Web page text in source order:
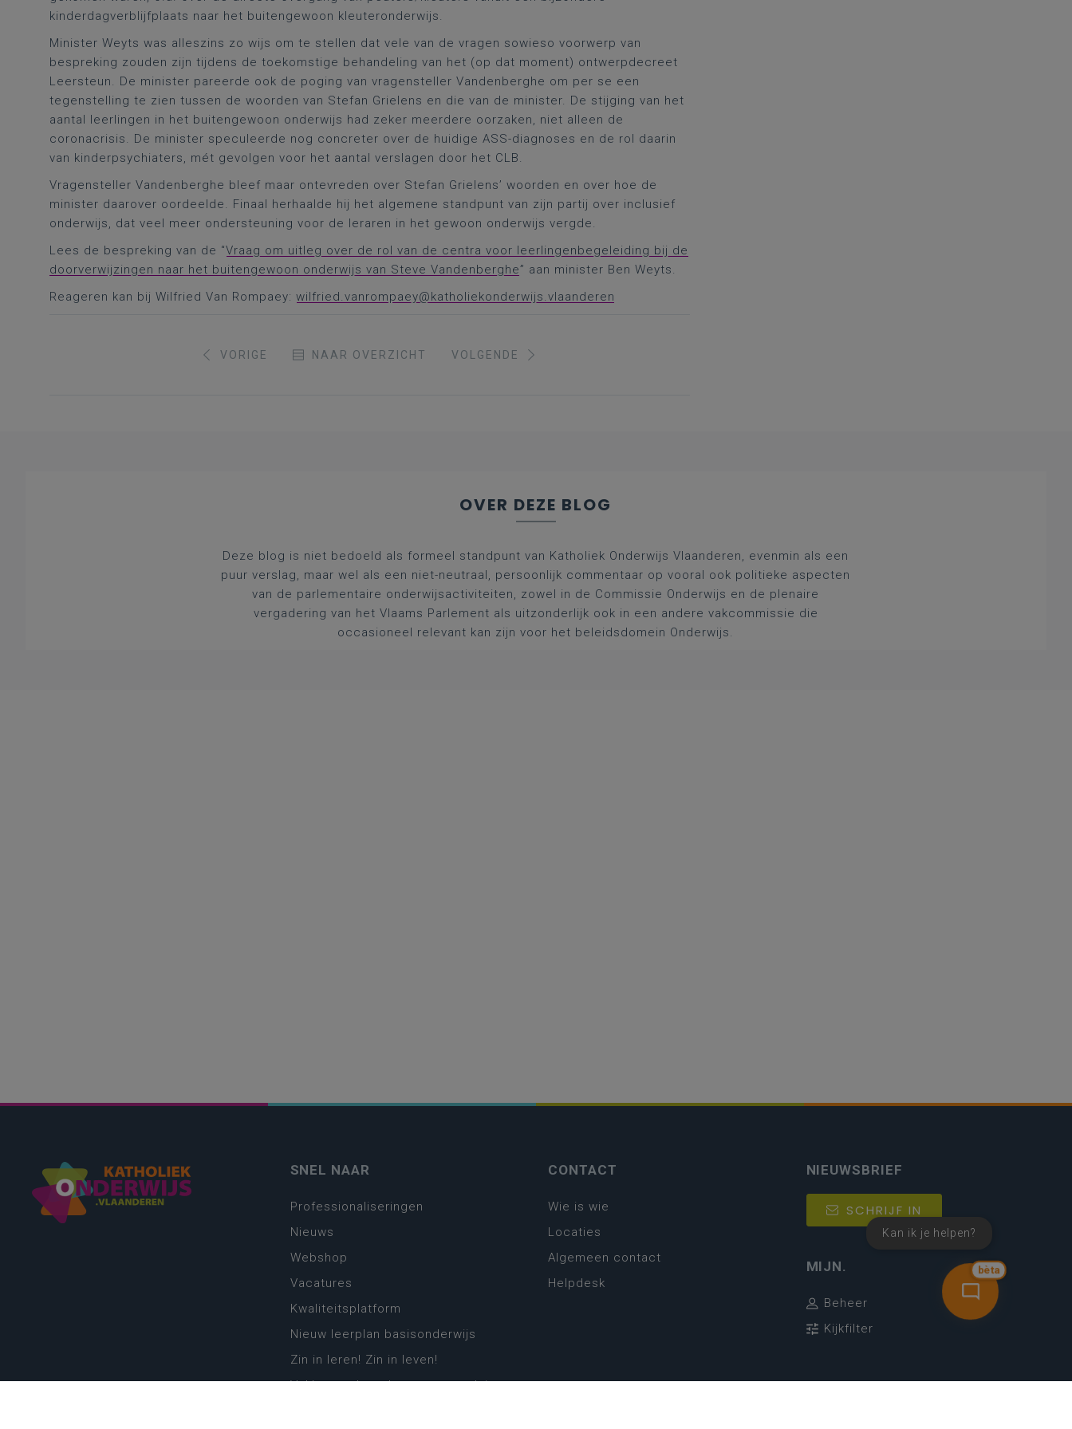
kinderdagverblijfplaats naar het buitengewoon kleuteronderwijs.
Minister Weyts was alleszins zo wijs om te stellen dat vele van de vragen sowieso voorwerp van
bespreking zouden zijn tijdens de toekomstige behandeling van het (op dat moment) ontwerpdecreet
Leersteun. De minister pareerde ook de poging van vragensteller Vandenberghe om per se een
tegenstelling te zien tussen de woorden van Stefan Grielens en die van de minister. De stijging van het
aantal leerlingen in het buitengewoon onderwijs had zeker meerdere oorzaken, niet alleen de
coronacrisis. De minister speculeerde nog concreter over de huidige ASS-diagnoses en de rol daarin
van kinderpsychiaters, mét gevolgen voor het aantal verslagen door het CLB.
Vragensteller Vandenberghe bleef maar ontevreden over Stefan Grielens’ woorden en over hoe de
minister daarover oordeelde. Finaal herhaalde hij het algemene standpunt van zijn partij over inclusief
onderwijs, dat veel meer ondersteuning voor de leraren in het gewoon onderwijs vergde.
Lees de bespreking van de “Vraag om uitleg over de rol van de centra voor leerlingenbegeleiding bij de
doorverwijzingen naar het buitengewoon onderwijs van Steve Vandenberghe” aan minister Ben Weyts.
Reageren kan bij Wilfried Van Rompaey: wilfried.vanrompaey@katholiekonderwijs.vlaanderen
VORIGE NAAR OVERZICHT VOLGENDE
OVER DEZE BLOG
Deze blog is niet bedoeld als formeel standpunt van Katholiek Onderwijs Vlaanderen, evenmin als een
puur verslag, maar wel als een niet-neutraal, persoonlijk commentaar op vooral ook politieke aspecten
van de parlementaire onderwijsactiviteiten, zowel in de Commissie Onderwijs en de plenaire
vergadering van het Vlaams Parlement als uitzonderlijk ook in een andere vakcommissie die
occasioneel relevant kan zijn voor het beleidsdomein Onderwijs.
bèta
Kan ik je helpen?
SNEL NAAR
Professionaliseringen
Nieuws
Webshop
Vacatures
Kwaliteitsplatform
Nieuw leerplan basisonderwijs
Zin in leren! Zin in leven!
Vakken en leerplannen secundair
CONTACT
Wie is wie
Locaties
Algemeen contact
Helpdesk
NIEUWSBRIEF
SCHRIJF IN
MIJN.
Beheer
Kijkfilter